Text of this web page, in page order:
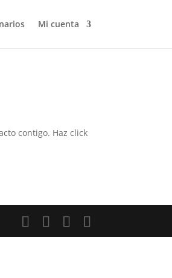
Mi cuenta
contigo. Haz click